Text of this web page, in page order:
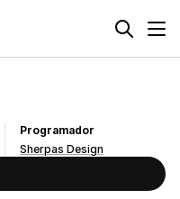
Programador
Sherpas Design